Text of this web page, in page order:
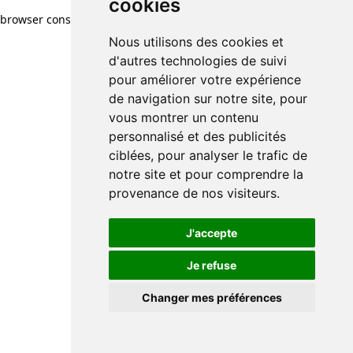
cookies
Nous utilisons des cookies et
d'autres technologies de suivi
pour améliorer votre expérience
de navigation sur notre site, pour
vous montrer un contenu
personnalisé et des publicités
ciblées, pour analyser le trafic de
notre site et pour comprendre la
provenance de nos visiteurs.
J'accepte
Je refuse
Changer mes préférences
browser console for more information)